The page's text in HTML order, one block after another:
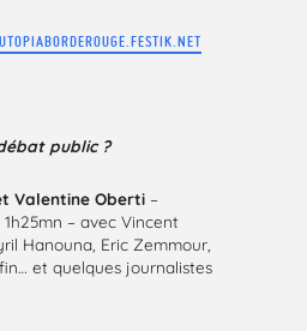
public ?
Valentine Oberti –
– avec Vincent
Hanouna, Eric Zemmour,
et quelques journalistes